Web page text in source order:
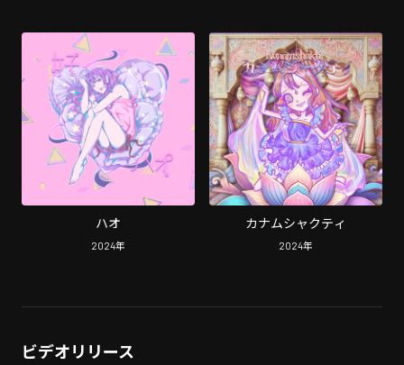
ハオ
2024年
カナムシャクティ
2024年
ビデオリリース